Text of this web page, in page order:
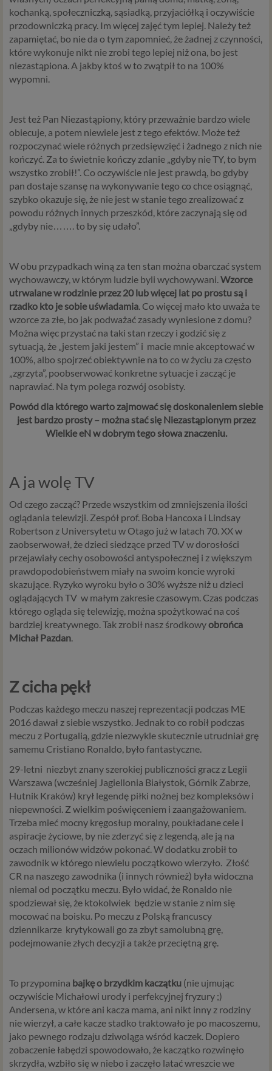
kochanką, społeczniczką, sąsiadką, przyjaciółką i oczywiście
przodowniczką pracy. Im więcej zajęć tym lepiej. Należy też
zapamiętać, bo nie da o tym zapomnieć, że żadnej z czynności,
które wykonuje nikt nie zrobi tego lepiej niż ona, bo jest
niezastąpiona. A jakby ktoś w to zwątpił to na 100%
wypomni.
Jest też Pan Niezastąpiony, który przeważnie bardzo wiele
obiecuje, a potem niewiele jest z tego efektów. Może też
rozpoczynać wiele różnych przedsięwzięć i żadnego z nich nie
kończyć. Za to świetnie kończy zdanie „gdyby nie TY, to bym
wszystko zrobił!”. Co oczywiście nie jest prawdą, bo gdyby
pan dostaje szansę na wykonywanie tego co chce osiągnąć,
szybko okazuje się, że nie jest w stanie tego zrealizować z
powodu różnych innych przeszkód, które zaczynają się od
„gdyby nie……. to by się udało”.
W obu przypadkach winą za ten stan można obarczać system
wychowawczy, w którym ludzie byli wychowywani. Wzorce
utrwalane w rodzinie przez 20 lub więcej lat po prostu są i
rzadko kto je sobie uświadamia . Co więcej mało kto uważa te
wzorce za złe, bo jak podważać zasady wyniesione z domu?
Można więc przystać na taki stan rzeczy i godzić się z
sytuacją, że „jestem jaki jestem” i macie mnie akceptować w
100%, albo spojrzeć obiektywnie na to co w życiu za często
„zgrzyta”, poobserwować konkretne sytuacje i zacząć je
naprawiać. Na tym polega rozwój osobisty.
Powód dla którego warto zajmować się doskonaleniem siebie
jest bardzo prosty – można stać się Niezastąpionym przez
Wielkie eN w dobrym tego słowa znaczeniu.
A ja wolę TV
Od czego zacząć? Przede wszystkim od zmniejszenia ilości
oglądania telewizji. Zespół prof. Boba Hancoxa i Lindsay
Robertson z Universytetu w Otago już w latach 70. XX w
zaobserwował, że dzieci siedzące przed TV w dorosłości
przejawiały cechy osobowości antyspołecznej i z większym
prawdopodobieństwem miały na swoim koncie wyroki
skazujące. Ryzyko wyroku było o 30% wyższe niż u dzieci
oglądających TV w małym zakresie czasowym. Czas podczas
którego ogląda się telewizję, można spożytkować na coś
bardziej kreatywnego. Tak zrobił nasz środkowyobrońca
Michał Pazdan
Z cicha pękł
Podczas każdego meczu naszej reprezentacji podczas ME
2016 dawał z siebie wszystko. Jednak to co robił podczas
meczu z Portugalią, gdzie niezwykle skutecznie utrudniał grę
samemu Cristiano Ronaldo, było fantastyczne.
29-letni niezbyt znany szerokiej publiczności gracz z Legii
Warszawa (wcześniej Jagiellonia Białystok, Górnik Zabrze,
Hutnik Kraków) krył legendę piłki nożnej bez kompleksów i
niepewności. Z wielkim poświęceniem i zaangażowaniem.
Trzeba mieć mocny kręgosłup moralny, poukładane cele i
aspiracje życiowe, by nie zderzyć się z legendą, ale ją na
oczach milionów widzów pokonać. W dodatku zrobił to
zawodnik w którego niewielu początkowo wierzyło. Złość
CR na naszego zawodnika (i innych również) była widoczna
niemal od początku meczu. Było widać, że Ronaldo nie
spodziewał się, że ktokolwiek będzie w stanie z nim się
mocować na boisku. Po meczu z Polską francuscy
dziennikarze krytykowali go za zbyt samolubną grę,
podejmowanie złych decyzji a także przeciętną grę.
To przypomina bajkę o brzydkim kaczątku (nie ujmując
oczywiście Michałowi urody i perfekcyjnej fryzury ;)
Andersena, w które ani kacza mama, ani nikt inny z rodziny
nie wierzył, a całe kacze stadko traktowało je po macoszemu,
jako pewnego rodzaju dziwoląga wśród kaczek. Dopiero
zobaczenie łabędzi spowodowało, że kaczątko rozwinęło
skrzydła, wzbiło się w niebo i zaczęło latać wreszcie we